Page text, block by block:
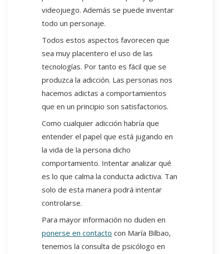
videojuego. Además se puede inventar
todo un personaje.
Todos estos aspectos favorecen que
sea muy placentero el uso de las
tecnologías. Por tanto es fácil que se
produzca la adicción. Las personas nos
hacemos adictas a comportamientos
que en un principio son satisfactorios.
Como cualquier adicción habría que
entender el papel que está jugando en
la vida de la persona dicho
comportamiento. Intentar analizar qué
es lo que calma la conducta adictiva. Tan
solo de esta manera podrá intentar
controlarse.
Para mayor información no duden en
ponerse en contacto con María Bilbao,
tenemos la consulta de psicólogo en